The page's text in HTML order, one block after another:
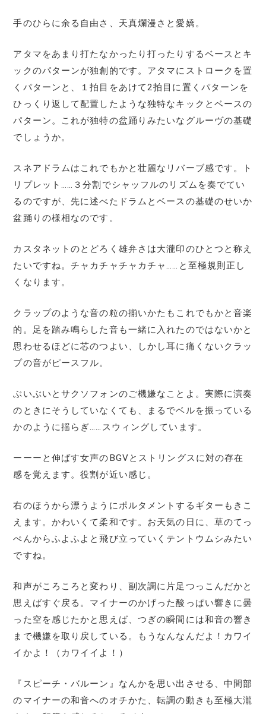
手のひらに余る自由さ、天真爛漫さと愛嬌。
アタマをあまり打たなかったり打ったりするベースとキ
ックのパターンが独創的です。アタマにストロークを置
くパターンと、１拍目をあけて2拍目に置くパターンを
ひっくり返して配置したような独特なキックとベースの
パターン。これが独特の盆踊りみたいなグルーヴの基礎
でしょうか。
スネアドラムはこれでもかと壮麗なリバーブ感です。ト
リプレット……３分割でシャッフルのリズムを奏でてい
るのですが、先に述べたドラムとベースの基礎のせいか
盆踊りの様相なのです。
カスタネットのとどろく雄弁さは大瀧印のひとつと称え
たいですね。チャカチャチャカチャ……と至極規則正し
くなります。
クラップのような音の粒の揃いかたもこれでもかと音楽
的。足を踏み鳴らした音も一緒に入れたのではないかと
思わせるほどに芯のつよい、しかし耳に痛くないクラッ
プの音がピースフル。
ぶいぶいとサクソフォンのご機嫌なことよ。実際に演奏
のときにそうしていなくても、まるでベルを振っている
かのように揺らぎ……スウィングしています。
ーーーと伸ばす女声のBGVとストリングスに対の存在
感を覚えます。役割が近い感じ。
右のほうから漂うようにポルタメントするギターもきこ
えます。かわいくて柔和です。お天気の日に、草のてっ
ぺんからふよふよと飛び立っていくテントウムシみたい
ですね。
和声がころころと変わり、副次調に片足つっこんだかと
思えばすぐ戻る。マイナーのかげった酸っぱい響きに曇
った空を感じたかと思えば、つぎの瞬間には和音の響き
まで機嫌を取り戻している。もうなんなんだよ！カワイ
イかよ！（カワイイよ！）
『スピーチ・バルーン』なんかを思い出させる、中間部
のマイナーの和音へのオチかた、転調の動きも至極大瀧